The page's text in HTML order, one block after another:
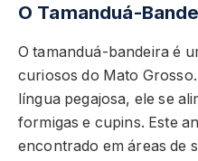
O Tamanduá-
O tamanduá-bandeira é
curiosos do Mato
língua pegajosa, ele se
formigas e cupins. Este
encontrado em áreas de